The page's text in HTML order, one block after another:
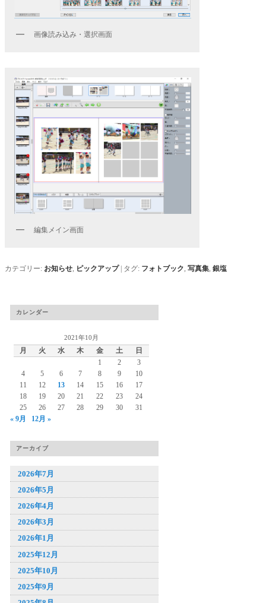
画像読み込み・選択画面
編集メイン画面
カテゴリー: お知らせ, ピックアップ タグ: フォトブック, 写真集, 銀塩
カレンダー
2021年10月
月 火 水 木 金 土
日
1
2
3
4
5 6 7 8 9
10
11
12 13 14 15 16
17
18
19 20 21 22 23
24
25
26 27 28 29 30
31
« 9月
12月 »
アーカイブ
2026年7月
2026年5月
2026年4月
2026年3月
2026年1月
2025年12月
2025年10月
2025年9月